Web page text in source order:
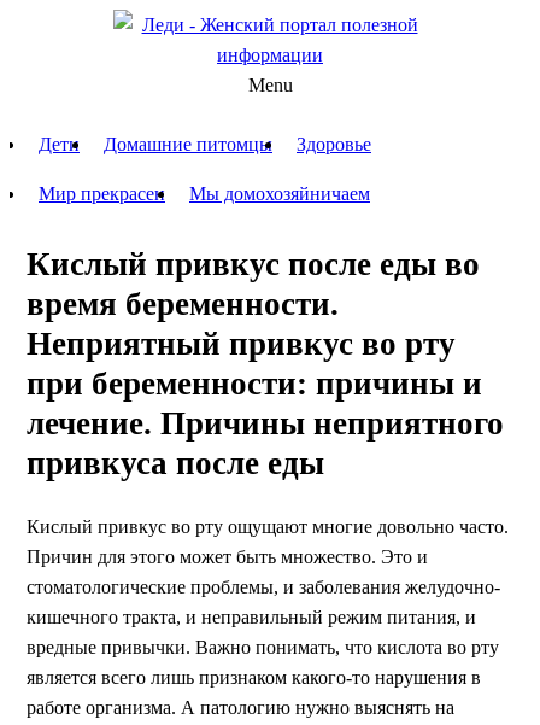
Menu
Дети Домашние питомцы Здоровье
Мир прекрасен Мы домохозяйничаем
Кислый привкус после еды во
время беременности.
Неприятный привкус во рту
при беременности: причины и
лечение. Причины неприятного
привкуса после еды
Кислый привкус во рту ощущают многие довольно часто.
Причин для этого может быть множество. Это и
стоматологические проблемы, и заболевания желудочно-
кишечного тракта, и неправильный режим питания, и
вредные привычки. Важно понимать, что кислота во рту
является всего лишь признаком какого-то нарушения в
работе организма. А патологию нужно выяснять на